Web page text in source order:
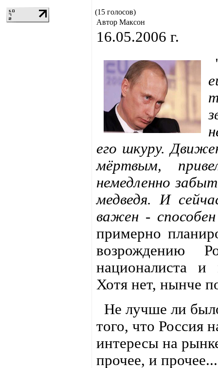
(15 голосов)
Автор Максон
16.05.2006 г.
его шкуру.
мёртвым,
немедленно
медведя. И
важен -
примерно
возрождению
националиста и
Хотя нет, нынче
Не лучше ли
того, что Россия
интересы на
прочее, и